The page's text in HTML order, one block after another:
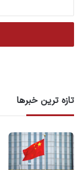
تازه ترین خبرها